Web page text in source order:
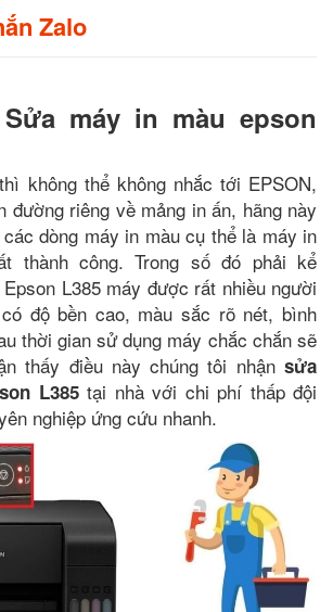
Zalo
Sửa máy in màu epson
không thể không nhắc tới EPSON,
đường riêng về mảng in ấn, hãng này
dòng máy in màu cụ thể là máy in
thành công. Trong số đó phải kể
L385 máy được rất nhiều người
độ bền cao, màu sắc rõ nét, bình
thời gian sử dụng máy chắc chắn sẽ
thấy điều này chúng tôi nhận sửa
L385tại nhà với chi phí thấp đội
nghiệp ứng cứu nhanh.